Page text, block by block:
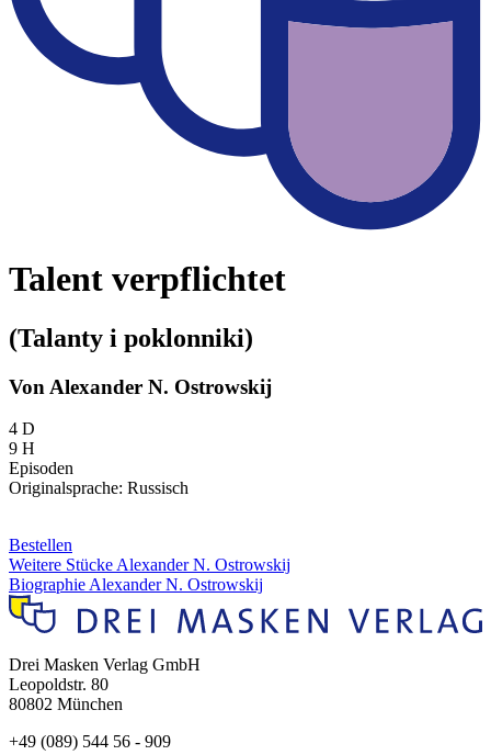
Talent verpflichtet
(Talanty i poklonniki)
Von Alexander N. Ostrowskij
4 D
9 H
Episoden
Originalsprache: Russisch
Bestellen
Weitere Stücke Alexander N. Ostrowskij
Biographie Alexander N. Ostrowskij
Drei Masken Verlag GmbH
Leopoldstr. 80
80802 München
+49 (089) 544 56 - 909